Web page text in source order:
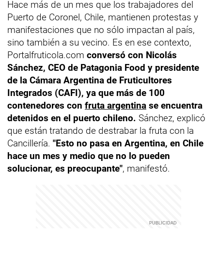
Hace más de un mes que los trabajadores del
Puerto de Coronel, Chile, mantienen protestas y
manifestaciones que no sólo impactan al país,
sino también a su vecino. Es en ese contexto,
Portalfruticola.com conversó con Nicolás
Sánchez, CEO de Patagonia Food y presidente
de la Cámara Argentina de Fruticultores
Integrados (CAFI), ya que más de 100
contenedores con fruta argentina se encuentra
detenidos en el puerto chileno. Sánchez, explicó
que están tratando de destrabar la fruta con la
Cancillería. "Esto no pasa en Argentina, en Chile
hace un mes y medio que no lo pueden
solucionar, es preocupante", manifestó.